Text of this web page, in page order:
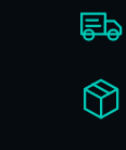
c
h
ü
r
u